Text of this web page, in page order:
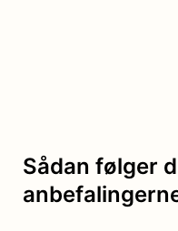
Sådan følger